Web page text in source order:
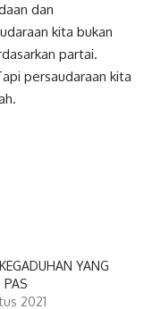
dan
kita bukan
partai.
persaudaraan kita
YANG
PAS
2021